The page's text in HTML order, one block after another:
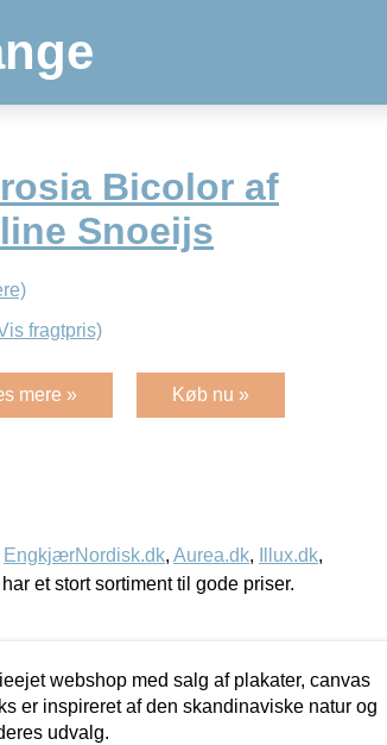
Bicolor af
Snoeijs
fragtpris)
mere » Køb nu »
EngkjærNordisk.dk, Aurea.dk, Illux.dk,
et stort sortiment til gode priser.
webshop med salg af plakater, canvas
er inspireret af den skandinaviske natur og
udvalg.